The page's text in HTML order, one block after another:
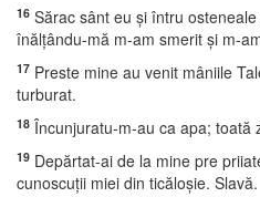
16 Sărac sânt eu şi întru
înălţându-mă m-am smerit şi m-
17 Preste mine au venit mâniile
turburat.
18 Încunjuratu-m-au ca apa; toată
19 Depărtat-ai de la mine pre
cunoscuţii miei din ticăloşie. Slavă.